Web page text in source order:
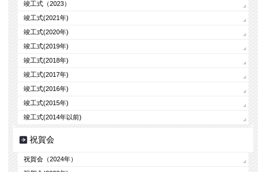
竣工式（2023）
竣工式(2021年)
竣工式(2020年)
竣工式(2019年)
竣工式(2018年)
竣工式(2017年)
竣工式(2016年)
竣工式(2015年)
竣工式(2014年以前)
祝賀会
祝賀会（2024年）